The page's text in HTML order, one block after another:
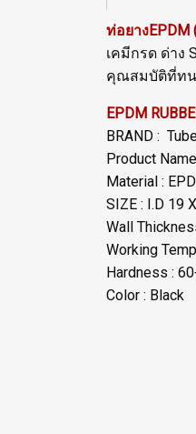
ท่อยางEPDM
เคมีกรด ด่าง
คุณสมบัติที่ทน
EPDM
BRAND :
Product
Material :
SIZE : I.D 19
Wall
Working
Hardness :
Color : Black